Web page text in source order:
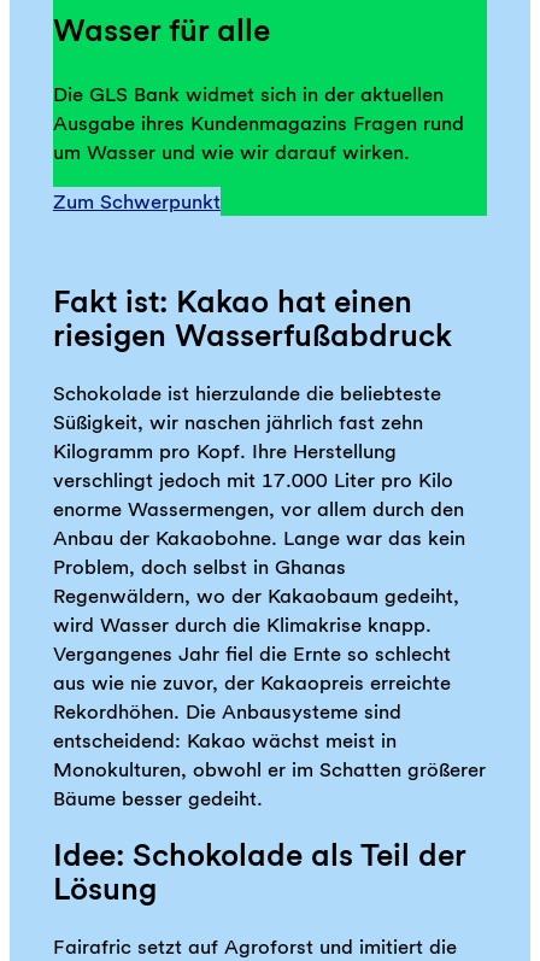
Wasser für alle
Die GLS Bank widmet sich in der aktuellen
Ausgabe ihres Kundenmagazins Fragen rund
um Wasser und wie wir darauf wirken.
Zum Schwerpunkt
Fakt ist: Kakao hat einen
riesigen Wasserfußabdruck
Schokolade ist hierzulande die beliebteste
Süßigkeit, wir naschen jährlich fast zehn
Kilogramm pro Kopf. Ihre Herstellung
verschlingt jedoch mit 17.000 Liter pro Kilo
enorme Wassermengen, vor allem durch den
Anbau der Kakaobohne. Lange war das kein
Problem, doch selbst in Ghanas
Regenwäldern, wo der Kakaobaum gedeiht,
wird Wasser durch die Klimakrise knapp.
Vergangenes Jahr fiel die Ernte so schlecht
aus wie nie zuvor, der Kakaopreis erreichte
Rekordhöhen. Die Anbausysteme sind
entscheidend: Kakao wächst meist in
Monokulturen, obwohl er im Schatten größerer
Bäume besser gedeiht.
Idee: Schokolade als Teil der
Lösung
Fairafric setzt auf Agroforst und imitiert die